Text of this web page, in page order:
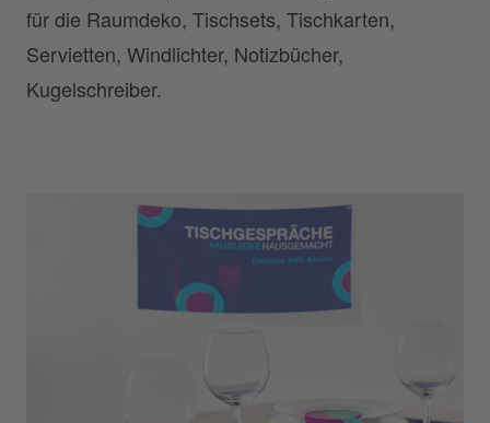
für die Raumdeko, Tischsets, Tischkarten,
Servietten, Windlichter, Notizbücher,
Kugelschreiber.